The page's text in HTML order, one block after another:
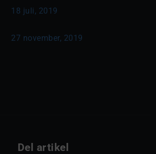
18 juli, 2019
27 november, 2019
Del artikel